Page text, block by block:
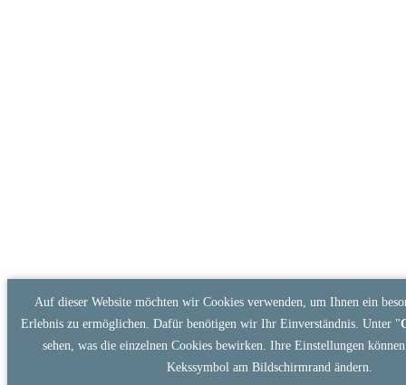
Auf dieser Website möchten wir Cookies verwenden, um Ihnen ein
Erlebnis zu ermöglichen. Dafür benötigen wir Ihr Einverständnis. Unter "
sehen, was die einzelnen Cookies bewirken. Ihre Einstellungen können
Kekssymbol am Bildschirmrand ändern.